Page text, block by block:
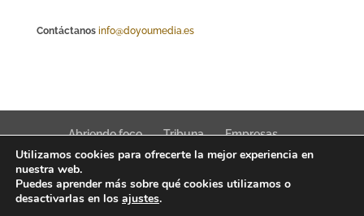
Contáctanos info@doyoumedia.es
Abriendo foco Tribuna
Empresas
Actualidad
Innovación Tendencias
Utilizamos cookies para ofrecerte la mejor experiencia en
nuestra web.
Puedes aprender más sobre qué cookies utilizamos o
desactivarlas en los ajustes.